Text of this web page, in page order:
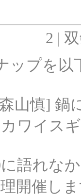
2 |
ップを
山慎] 鍋
ワイス
に語れな
開催し